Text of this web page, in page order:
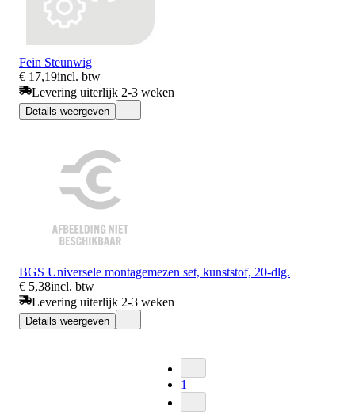
Fein Steunwig
€ 17,19incl. btw
Levering uiterlijk 2-3 weken
Details weergeven
BGS Universele montagemezen set, kunststof, 20-dlg.
€ 5,38incl. btw
Levering uiterlijk 2-3 weken
Details weergeven
1